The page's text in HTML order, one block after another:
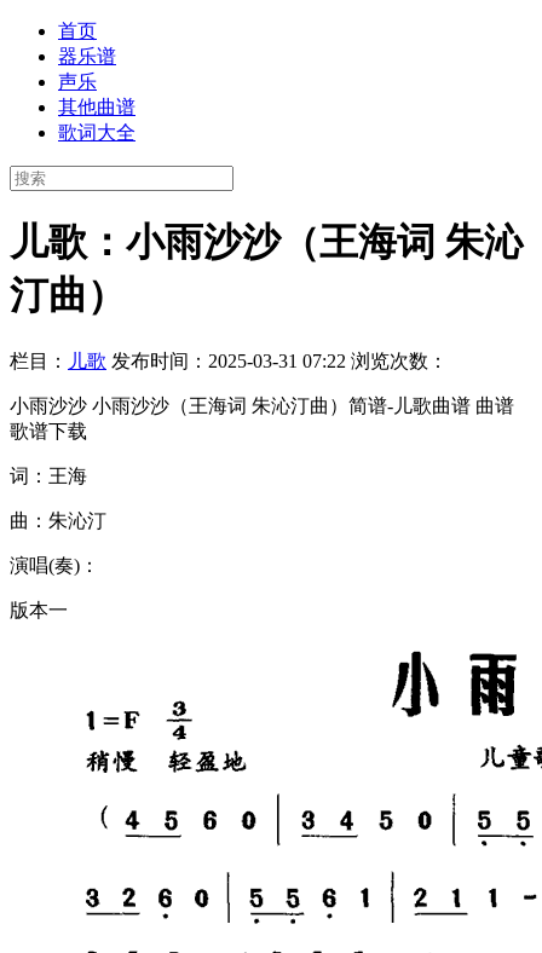
首页
器乐谱
声乐
其他曲谱
歌词大全
儿歌：小雨沙沙（王海词 朱沁
汀曲）
栏目： 儿歌 发布时间：2025-03-31 07:22 浏览次数：
小雨沙沙 小雨沙沙（王海词 朱沁汀曲）简谱-儿歌曲谱 曲谱
歌谱下载
词：王海
曲：朱沁汀
演唱(奏)：
版本一